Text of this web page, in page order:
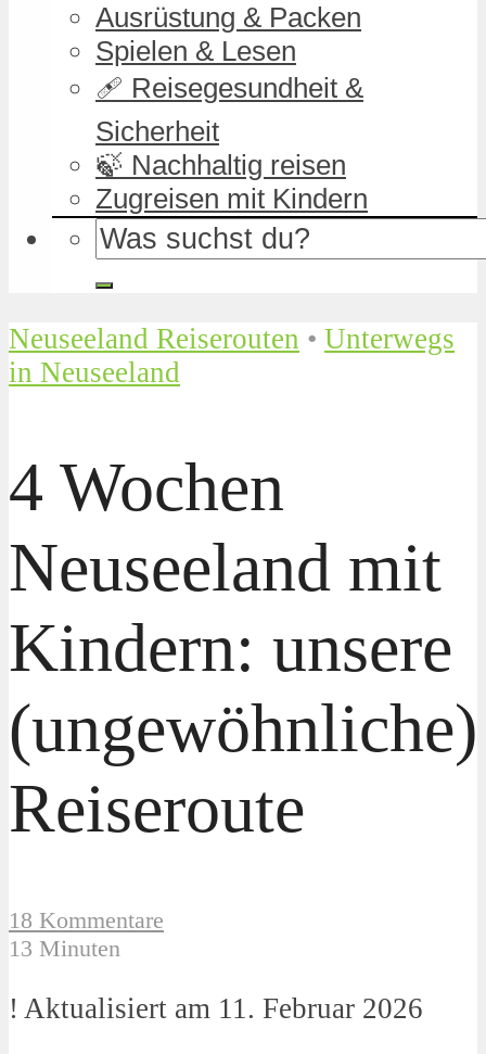
Ausrüstung & Packen
Spielen & Lesen
🩹 Reisegesundheit &
Sicherheit
🍃 Nachhaltig reisen
Zugreisen mit Kindern
Neuseeland Reiserouten • Unterwegs
in Neuseeland
4 Wochen
Neuseeland mit
Kindern: unsere
(ungewöhnliche)
Reiseroute
18 Kommentare
13 Minuten
! Aktualisiert am 11. Februar 2026